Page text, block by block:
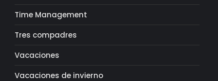
Time Management
Tres compadres
Vacaciones
Vacaciones de invierno